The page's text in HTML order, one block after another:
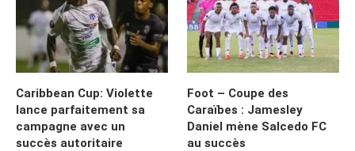
Caribbean Cup: Violette
lance parfaitement sa
campagne avec un
succès autoritaire
Foot – Coupe des
Caraïbes : Jamesley
Daniel mène Salcedo FC
au succès